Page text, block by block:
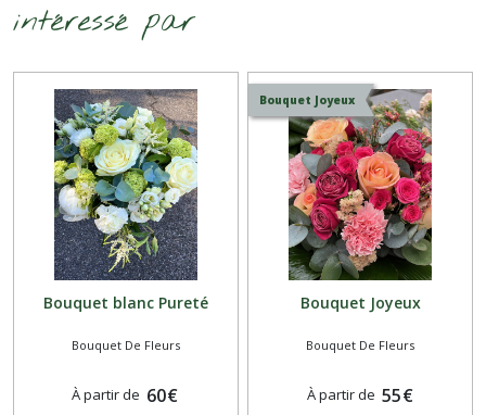
intéressé par
Bouquet blanc Pureté
Bouquet De Fleurs
À partir de 60€
Bouquet Joyeux
Bouquet Joyeux
Bouquet De Fleurs
À partir de 55€